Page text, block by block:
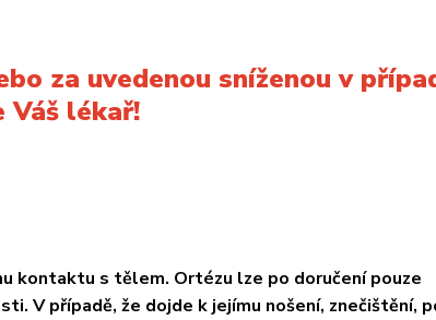
za uvedenou sníženou v
Váš lékař!
kontaktu s tělem. Ortézu lze po doručení pouze
V případě, že dojde k jejímu nošení, znečištění,